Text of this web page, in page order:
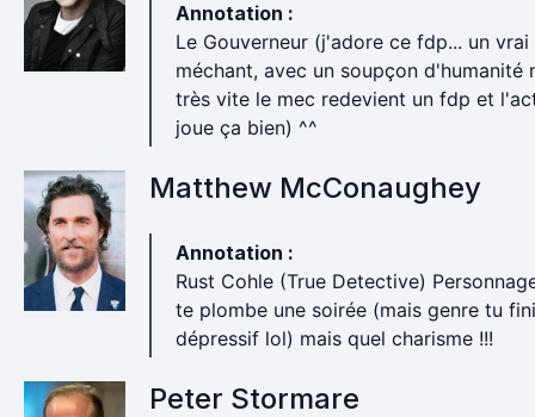
Annotation :
Le Gouverneur (j'adore ce fdp... un vrai
méchant, avec un soupçon d'humanité
très vite le mec redevient un fdp et
joue ça bien) ^^
Matthew McConaughey
Annotation :
Rust Cohle (True Detective)
te plombe une soirée (mais genre tu
dépressif lol) mais quel charisme !!!
Peter Stormare